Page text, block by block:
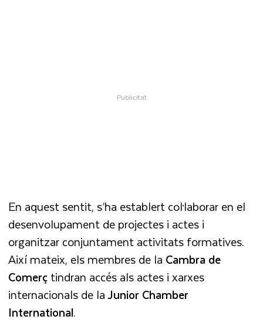
En aquest sentit, s’ha establert col·laborar en el
desenvolupament de projectes i actes i
organitzar conjuntament activitats formatives.
Així mateix, els membres de la Cambra de
Comerçtindran accés als actes i xarxes
internacionals de laJunior Chamber
International.